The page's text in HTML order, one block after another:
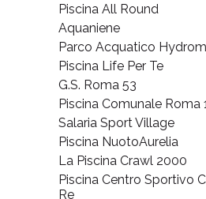
Piscina All Round
Aquaniene
Parco Acquatico
Piscina Life Per Te
G.S. Roma 53
Piscina Comunale Roma
Salaria Sport Village
Piscina NuotoAurelia
La Piscina Crawl 2000
Piscina Centro Sportivo
Re